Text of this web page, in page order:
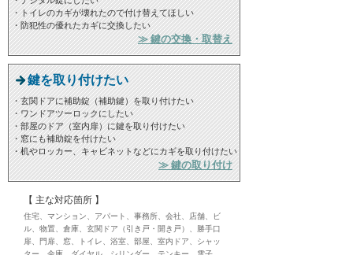
・トイレのカギが壊れたので付け替えてほしい
・防犯性の優れたカギに交換したい
≫ 鍵の交換・取替え
鍵を取り付けたい
・玄関ドアに補助錠（補助鍵）を取り付けたい
・ワンドアツーロックにしたい
・部屋のドア（室内扉）に鍵を取り付けたい
・窓にも補助錠を付けたい
・机やロッカー、キャビネットなどにカギを取り付けたい
≫ 鍵の取り付け
【 主な対応箇所 】
住宅、マンション、アパート、事務所、会社、店舗、ビ
ル、物置、倉庫、玄関ドア（引き戸・開き戸）、勝手口
扉、門扉、窓、トイレ、浴室、部屋、室内ドア、シャッ